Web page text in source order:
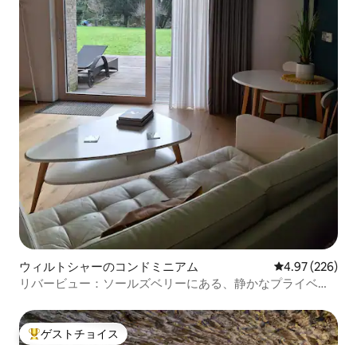
ウィルトシャーのコンドミニアム レビュー226
4.97 (226)
リバービュー：ソールズベリーにある、静かなプライベー
大好評のゲストチョイスです。
ゲストチョイス